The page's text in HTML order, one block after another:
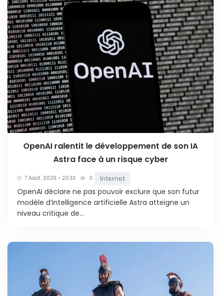
OpenAI ralentit le développement de son IA
Astra face à un risque cyber
7 Août. 2026 • 20:33 0 Internet
OpenAI déclare ne pas pouvoir exclure que son futur
modèle d’intelligence artificielle Astra atteigne un
niveau critique de...